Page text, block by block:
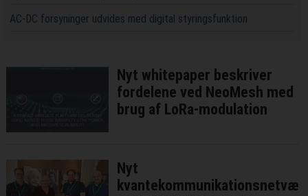
AC-DC forsyninger udvides med digital styringsfunktion
Nyt whitepaper beskriver
fordelene ved NeoMesh med
brug af LoRa-modulation
Nyt